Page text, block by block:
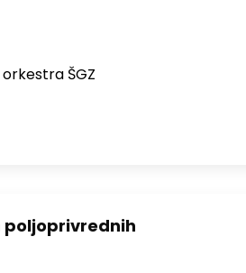
ŠGZ
poljoprivrednih